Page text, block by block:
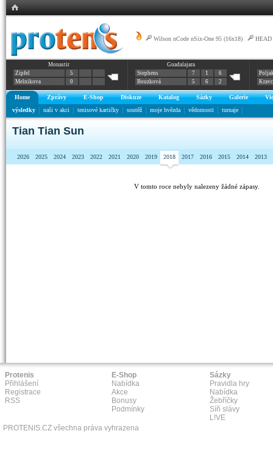
Wilson nCode nSix-One 95 (16x18) HEAD
Radical MPA 16/16 - 16/19
Monastir
Zipfel
5
Melnikova
0
Guadalajara
Stephens
7 1
6
Bouzková
5 6 2
Home Zprávy E-Shop Diskuze Katalog Sázky Galerie
výsledky
naši v akci tenisové kartičky soutěž moje hvězda vědomosti turnaje
Tian Tian Sun
2026 2025 2024 2023 2022 2021 2020 2019 2018 2017 2016 2015 2014 2013
V tomto roce nebyly nalezeny žádné zápasy.
Protenis
Přihlášení
Registrace
RSS
E-Shop
Nabídka
Akce
Bonusy
Podmínky
Sázky
Pravidla hry
Nabídka
Žebříčky
Síň slávy
L!VE
PROTENIS.CZ všechna práva vyhrazena